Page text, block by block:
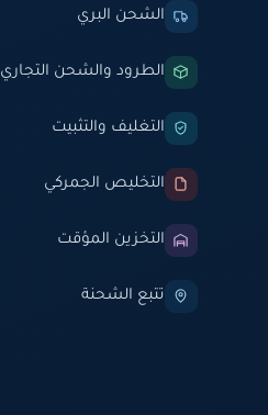
الشحن البري
الطرود والشحن التجاري
التغليف والتثبيت
التخليص الجمركي
التخزين المؤقت
تتبع الشحنة